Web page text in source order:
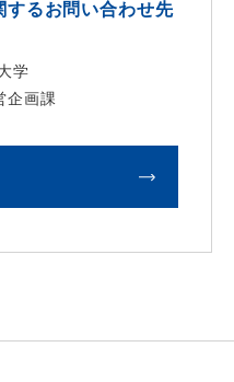
するお問い合わせ先
学
企画課